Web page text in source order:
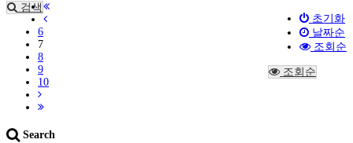
초기화
날짜순
조회순
조회순
검색
6
7
8
9
10
Search